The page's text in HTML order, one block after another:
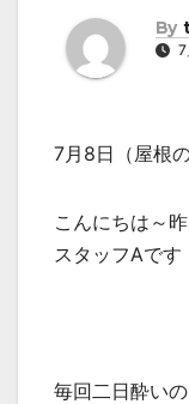
By
7月8日（屋根の
こんにちは～
スタッフAです
毎回二日酔い